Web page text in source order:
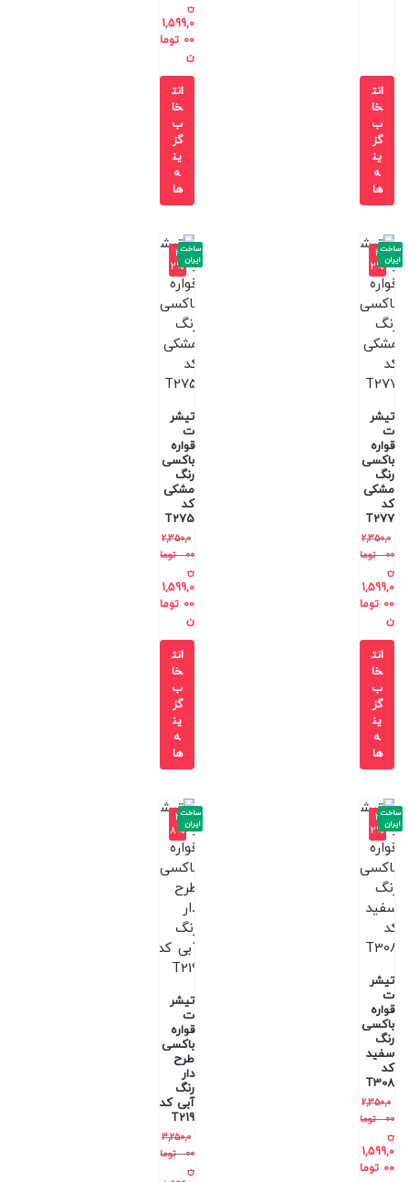
انت
خا
ب
گز
ین
ه
ها
ن
1,599,0
00 توما
ن
انت
خا
ب
گز
ین
ه
ها
-3
2%
تیشر
ت
قواره
باکسی
رنگ
مشکی
کد
T277
2,350,0
00
توما
ن
1,599,0
00 توما
ن
ساخت
ایران
انت
خا
ب
گز
ین
ه
ها
-3
2%
تیشر
ت
قواره
باکسی
رنگ
مشکی
کد
T275
2,350,0
00
توما
ن
1,599,0
00 توما
ن
ساخت
ایران
انت
خا
ب
گز
ین
ه
ها
-3
2%
تیشر
ت
قواره
باکسی
رنگ
سفید
کد
T308
2,350,0
00
توما
ن
1,599,0
00 توما
ساخت
ایران
-3
8%
تیشر
ت
قواره
باکسی
طرح
دار
رنگ
آبی کد
T219
3,250,0
00
توما
ن
ساخت
ایران